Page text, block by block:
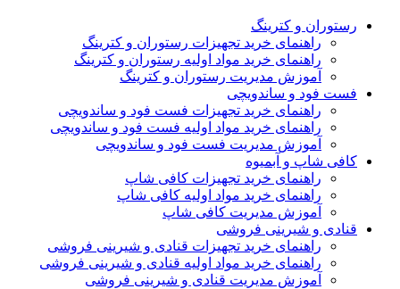
رستوران و کترینگ
راهنمای خرید تجهیزات رستوران و کترینگ
راهنمای خرید مواد اولیه رستوران و کترینگ
آموزش مدیریت رستوران و کترینگ
فست فود و ساندویچی
راهنمای خرید تجهیزات فست فود و ساندویچی
راهنمای خرید مواد اولیه فست فود و ساندویچی
آموزش مدیریت فست فود و ساندویچی
کافی شاپ و آبمیوه
راهنمای خرید تجهیزات کافی شاپ
راهنمای خرید مواد اولیه کافی‌ شاپ‌
آموزش مدیریت کافی شاپ
قنادی و شیرینی فروشی
راهنمای خرید تجهیزات قنادی و شیرینی فروشی
راهنمای خرید مواد اولیه قنادی و شیرینی فروشی
آموزش مدیریت قنادی و شیرینی فروشی